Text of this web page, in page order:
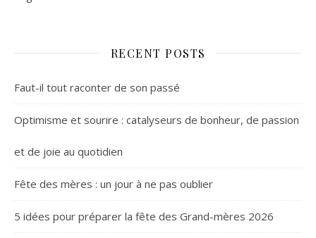
RECENT POSTS
Faut-il tout raconter de son passé
Optimisme et sourire : catalyseurs de bonheur, de passion
et de joie au quotidien
Fête des mères : un jour à ne pas oublier
5 idées pour préparer la fête des Grand-mères 2026